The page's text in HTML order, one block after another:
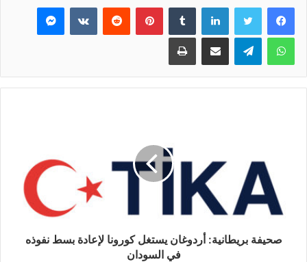
فيسبوك تويتر لينكدإن بينتيريست ماسنجر
واتساب تيلقرام مشاركة عبر البريد طباعة
صحيفة بريطانية: أردوغان يستغل كورونا لإعادة بسط نفوذه
في السودان